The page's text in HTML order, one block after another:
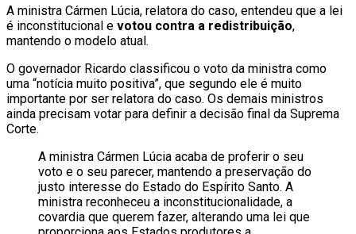
A ministra Cármen Lúcia, relatora do caso, entendeu que a lei
é inconstitucional e votou contra a redistribuição,
mantendo o modelo atual.
O governador Ricardo classificou o voto da ministra como
uma “notícia muito positiva”, que segundo ele é muito
importante por ser relatora do caso. Os demais ministros
ainda precisam votar para definir a decisão final da Suprema
Corte.
A ministra Cármen Lúcia acaba de proferir o seu
voto e o seu parecer, mantendo a preservação do
justo interesse do Estado do Espírito Santo. A
ministra reconheceu a inconstitucionalidade, a
covardia que querem fazer, alterando uma lei que